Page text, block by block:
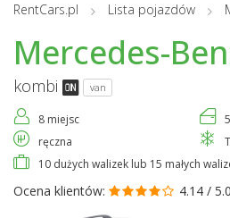
RentCars.pl Lista pojazdów
Mercedes-
kombi van
8 miejsc
ręczna
10 dużych walizek lub 15 małych
Ocena klientów: 4.14 /